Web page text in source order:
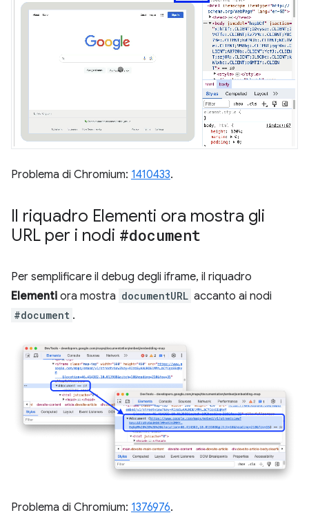
Problema di Chromium: 1410433.
Il riquadro Elementi ora mostra gli
URL per i nodi #document
Per semplificare il debug degli iframe, il riquadro
Elementi ora mostra documentURL accanto ai nodi
#document .
Problema di Chromium: 1376976.